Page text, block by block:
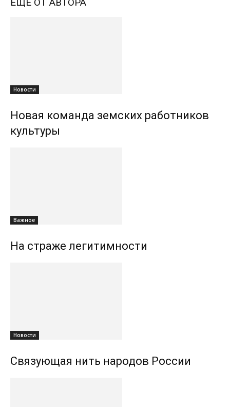
Новости
Новая команда земских работников
культуры
Важное
На страже легитимности
Новости
Связующая нить народов России